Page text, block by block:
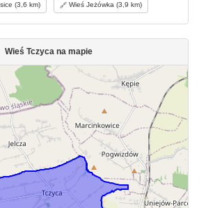
(3,6 km) Wieś Jeżówka (3,9 km)
Wieś Tczyca na mapie